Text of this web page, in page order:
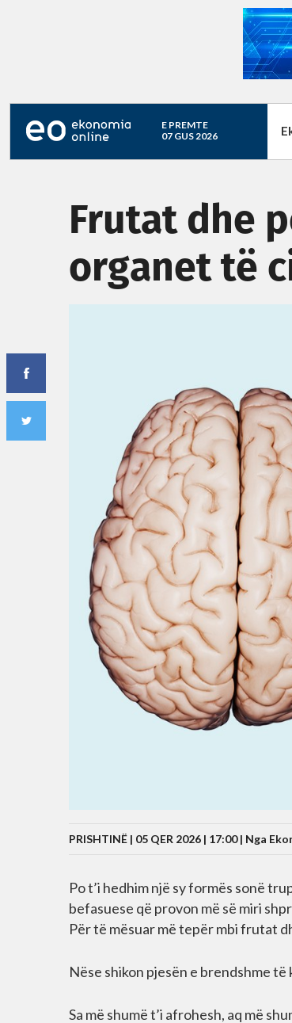
E PREMTE
07 GUS 2026
Frutat dhe
organet të
PRISHTINË | 05 QER 2026 | 17:00 | Nga
Po t’i hedhim një sy formës sonë
befasuese që provon më së miri
Për të mësuar më tepër mbi frutat
Nëse shikon pjesën e brendshme
Sa më shumë t’i afrohesh, aq më